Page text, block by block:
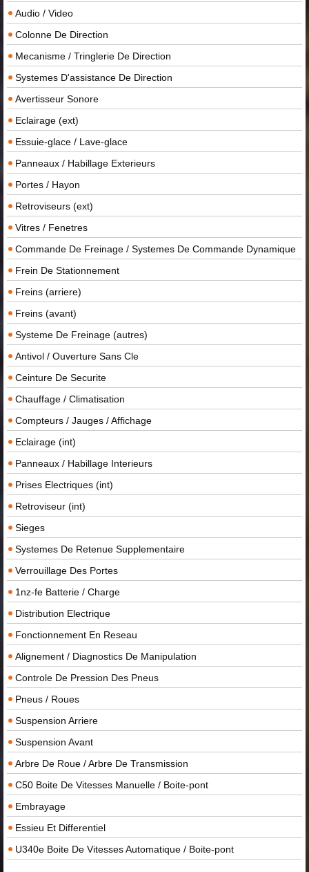
Audio / Video
Colonne De Direction
Mecanisme / Tringlerie De Direction
Systemes D'assistance De Direction
Avertisseur Sonore
Eclairage (ext)
Essuie-glace / Lave-glace
Panneaux / Habillage Exterieurs
Portes / Hayon
Retroviseurs (ext)
Vitres / Fenetres
Commande De Freinage / Systemes De Commande Dynamique
Frein De Stationnement
Freins (arriere)
Freins (avant)
Systeme De Freinage (autres)
Antivol / Ouverture Sans Cle
Ceinture De Securite
Chauffage / Climatisation
Compteurs / Jauges / Affichage
Eclairage (int)
Panneaux / Habillage Interieurs
Prises Electriques (int)
Retroviseur (int)
Sieges
Systemes De Retenue Supplementaire
Verrouillage Des Portes
1nz-fe Batterie / Charge
Distribution Electrique
Fonctionnement En Reseau
Alignement / Diagnostics De Manipulation
Controle De Pression Des Pneus
Pneus / Roues
Suspension Arriere
Suspension Avant
Arbre De Roue / Arbre De Transmission
C50 Boite De Vitesses Manuelle / Boite-pont
Embrayage
Essieu Et Differentiel
U340e Boite De Vitesses Automatique / Boite-pont